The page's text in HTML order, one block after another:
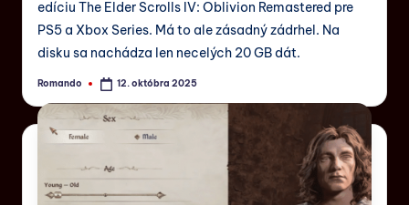
edíciu The Elder Scrolls IV: Oblivion Remastered pre
PS5 a Xbox Series. Má to ale zásadný zádrhel. Na
disku sa nachádza len necelých 20 GB dát.
Romando 12. októbra 2025